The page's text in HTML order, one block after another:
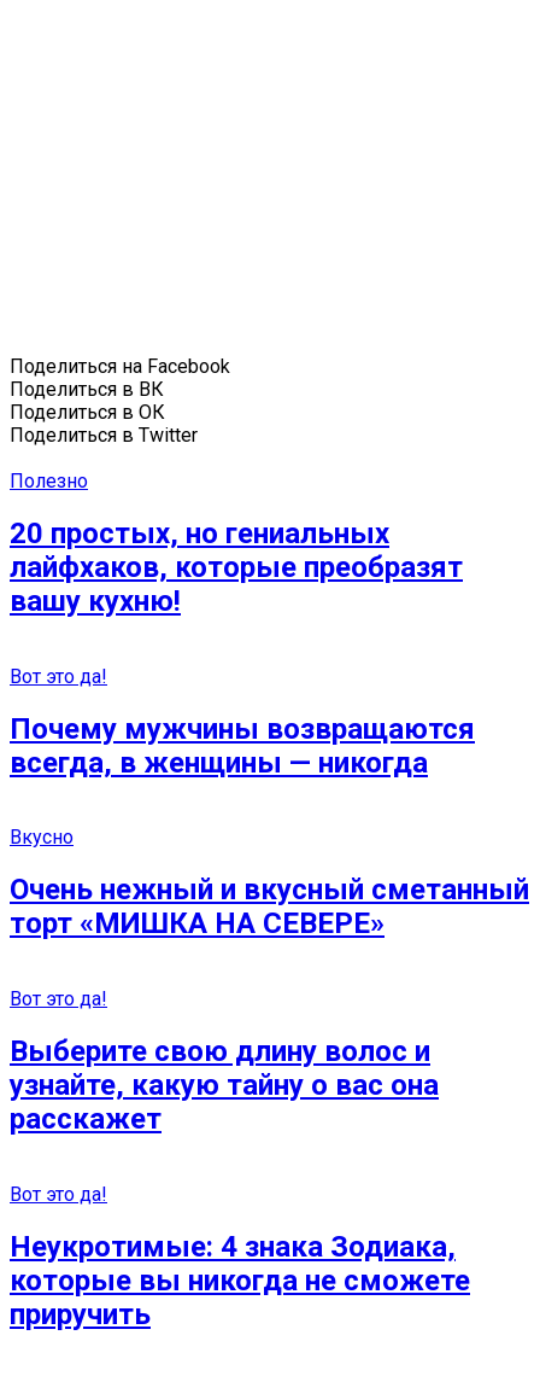
Поделиться на Facebook
Поделиться в ВК
Поделиться в ОК
Поделиться в Twitter
Полезно
20 простых, но гениальных
лайфхаков, которые преобразят
вашу кухню!
Вот это да!
Почему мужчины возвращаются
всегда, в женщины — никогда
Вкусно
Очень нежный и вкусный сметанный
торт «МИШКА НА СЕВЕРЕ»
Вот это да!
Выберите свою длину волос и
узнайте, какую тайну о вас она
расскажет
Вот это да!
Неукротимые: 4 знака Зодиака,
которые вы никогда не сможете
приручить